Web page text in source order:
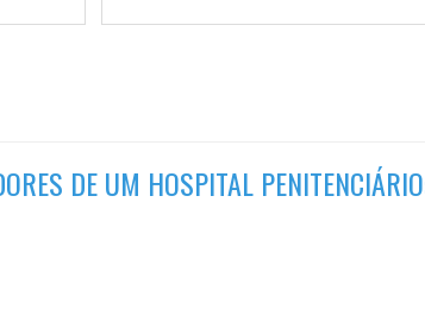
DE UM HOSPITAL